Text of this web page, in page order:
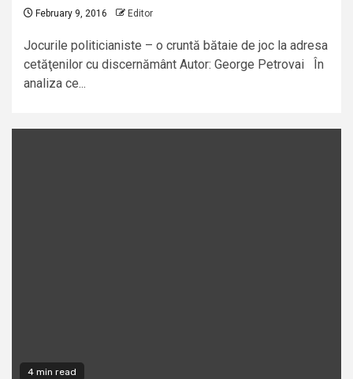
February 9, 2016 Editor
Jocurile politicianiste – o cruntă bătaie de joc la adresa
cetăţenilor cu discernământ Autor: George Petrovai În
analiza ce...
4 min read